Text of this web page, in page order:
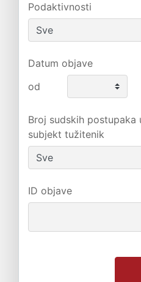
Podaktivnosti
Datum objave
od
Broj sudskih postupaka
subjekt tužitenik
ID objave